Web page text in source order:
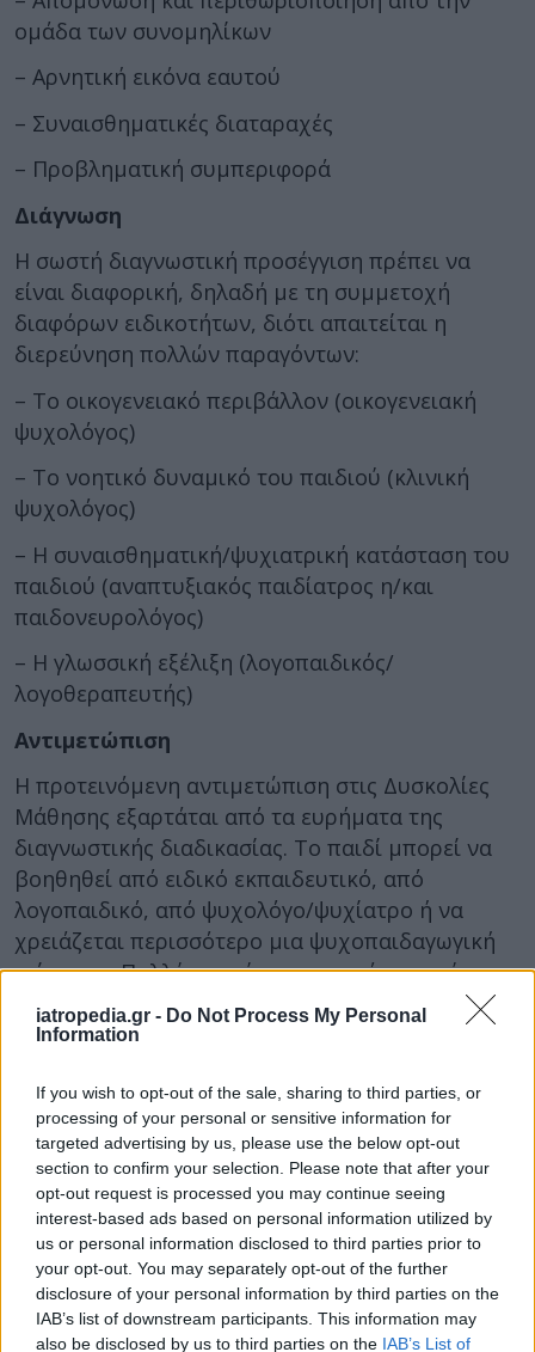
iatropedia.gr - Do Not Process My Personal
Information
If you wish to opt-out of the sale, sharing to third parties, or
processing of your personal or sensitive information for
targeted advertising by us, please use the below opt-out
section to confirm your selection. Please note that after your
opt-out request is processed you may continue seeing
interest-based ads based on personal information utilized by
us or personal information disclosed to third parties prior to
your opt-out. You may separately opt-out of the further
disclosure of your personal information by third parties on the
IAB’s list of downstream participants. This information may
also be disclosed by us to third parties on the IAB’s List of
ομάδα των συνομηλίκων
– Αρνητική εικόνα εαυτού
– Συναισθηματικές διαταραχές
– Προβληματική συμπεριφορά
Διάγνωση
Η σωστή διαγνωστική προσέγγιση πρέπει να
είναι διαφορική, δηλαδή με τη συμμετοχή
διαφόρων ειδικοτήτων, διότι απαιτείται η
διερεύνηση πολλών παραγόντων:
– Το οικογενειακό περιβάλλον (οικογενειακή
ψυχολόγος)
– Το νοητικό δυναμικό του παιδιού (κλινική
ψυχολόγος)
– Η συναισθηματική/ψυχιατρική κατάσταση του
παιδιού (αναπτυξιακός παιδίατρος η/και
παιδονευρολόγος)
– Η γλωσσική εξέλιξη (λογοπαιδικός/
λογοθεραπευτής)
Αντιμετώπιση
Η προτεινόμενη αντιμετώπιση στις Δυσκολίες
Μάθησης εξαρτάται από τα ευρήματα της
διαγνωστικής διαδικασίας. Το παιδί μπορεί να
βοηθηθεί από ειδικό εκπαιδευτικό, από
λογοπαιδικό, από ψυχολόγο/ψυχίατρο ή να
χρειάζεται περισσότερο μια ψυχοπαιδαγωγική
ενίσχυση. Πολλές φορές η αποκατάσταση έχει
διπλό στόχο αποβλέποντας, τόσο στη
μαθησιακή βοήθεια, όσο και στην ψυχολογική
Πρέπει να ληφθεί όμως υπόψη ότι οι Δυσκολίες
Μάθησης δεν αφορούν μόνο τις ικανότητες του
παιδιού, αλλά εμπλέκουν και τους παράγοντες
οικογένεια, και το ευρύτερο σχολικό και
κοινωνικό πλαίσιο. Μέσα στα πλαίσια αυτά ζει,
κινείται, εξελίσσεται και καλείται να
λειτουργήσει το παιδί. Η άμεση
ευαισθητοποίηση του σχολείου και της